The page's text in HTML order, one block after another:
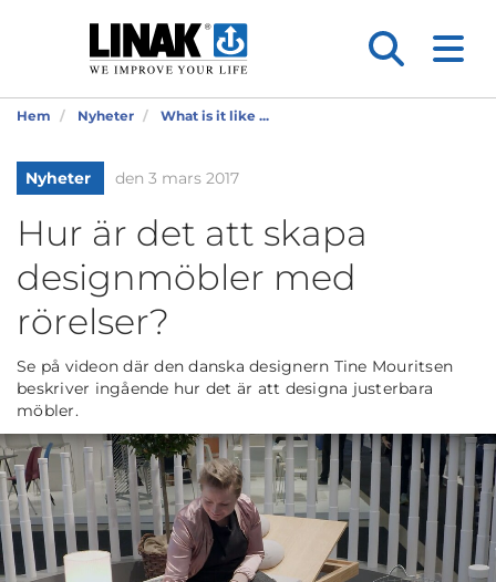
Hem Nyheter What is it like ...
Nyheter den 3 mars 2017
Hur är det att skapa
designmöbler med
rörelser?
Se på videon där den danska designern Tine Mouritsen
beskriver ingående hur det är att designa justerbara
möbler.